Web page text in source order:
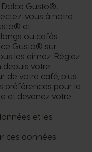
Dolce Gusto®,
vous à notre
et
ou cafés
Gusto® sur
les aimez. Réglez
depuis votre
de votre café, plus
préférences pour la
et devenez votre
et les
ces données